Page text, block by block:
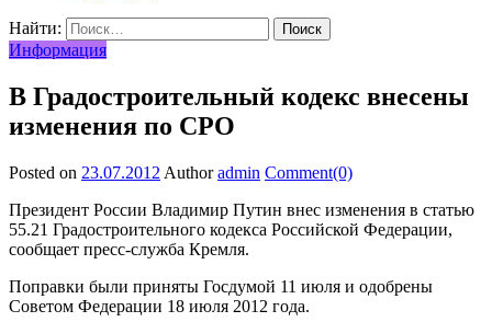
Найти:
Информация
В Градостроительный кодекс внесены
изменения по СРО
Posted on 23.07.2012 Author admin Comment(0)
Президент России Владимир Путин внес изменения в статью
55.21 Градостроительного кодекса Российской Федерации,
сообщает пресс-служба Кремля.
Поправки были приняты Госдумой 11 июля и одобрены
Советом Федерации 18 июля 2012 года.